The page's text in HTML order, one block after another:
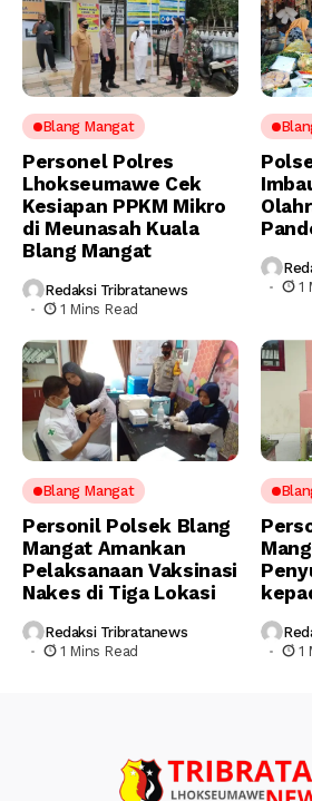
Blang Mangat
Personel Polres
Lhokseumawe Cek
Kesiapan PPKM Mikro
di Meunasah Kuala
Blang Mangat
Redaksi Tribratanews
1 Mins Read
1
Blang Mangat
Personil Polsek Blang
Mangat Amankan
Pelaksanaan Vaksinasi
Nakes di Tiga Lokasi
Redaksi Tribratanews
1 Mins Read
1